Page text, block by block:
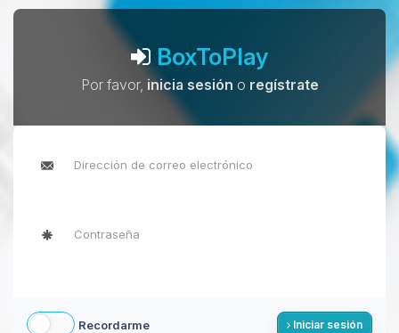
BoxToPlay
Por favor, inicia sesión o regístrate
Recordarme Iniciar sesión